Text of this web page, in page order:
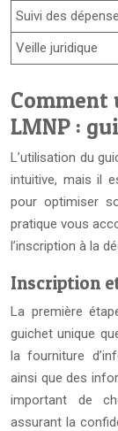
Suivi des
Veille juridique
Comment
LMNP :
L’utilisation du
intuitive, mais il
pour optimiser
pratique vous
l’inscription à la
Inscription
La première
guichet unique
la fourniture
ainsi que des
important de
assurant la